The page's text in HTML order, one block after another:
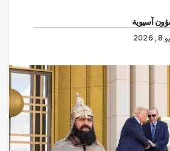
آسيوية